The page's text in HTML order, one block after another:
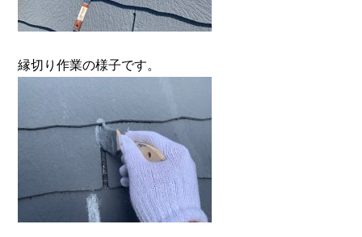
縁切り作業の様子です。